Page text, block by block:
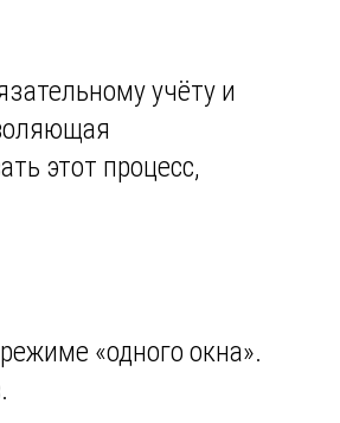
учёту и
этот процесс,
«одного окна».